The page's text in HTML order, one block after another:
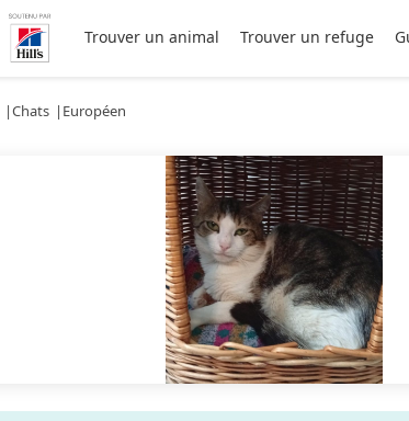
Trouver un animal Trouver un refuge
Chats Européen